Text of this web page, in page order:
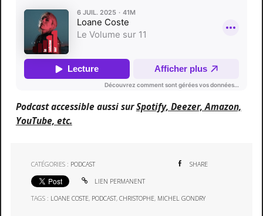
Podcast accessible aussi surSpotify, Deezer, Amazon,
YouTube, etc.
CATÉGORIES : PODCAST SHARE
LIEN PERMANENT
TAGS : LOANE COSTE, PODCAST,CHRISTOPHE, MICHEL GONDRY